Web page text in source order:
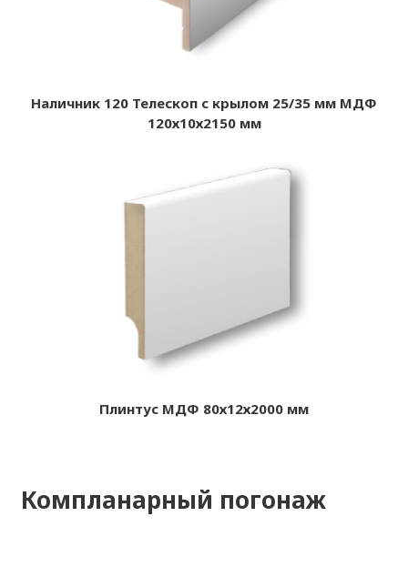
Наличник 120 Телескоп с крылом 25/35 мм МДФ
120х10х2150 мм
Плинтус МДФ 80х12х2000 мм
Компланарный погонаж